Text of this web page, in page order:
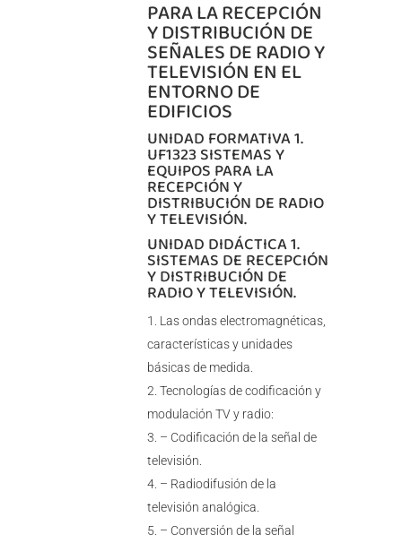
PARA LA RECEPCIÓN
Y DISTRIBUCIÓN DE
SEÑALES DE RADIO Y
TELEVISIÓN EN EL
ENTORNO DE
EDIFICIOS
UNIDAD FORMATIVA 1.
UF1323 SISTEMAS Y
EQUIPOS PARA LA
RECEPCIÓN Y
DISTRIBUCIÓN DE RADIO
Y TELEVISIÓN.
UNIDAD DIDÁCTICA 1.
SISTEMAS DE RECEPCIÓN
Y DISTRIBUCIÓN DE
RADIO Y TELEVISIÓN.
Las ondas electromagnéticas,
características y unidades
básicas de medida.
Tecnologías de codificación y
modulación TV y radio:
– Codificación de la señal de
televisión.
– Radiodifusión de la
televisión analógica.
– Conversión de la señal